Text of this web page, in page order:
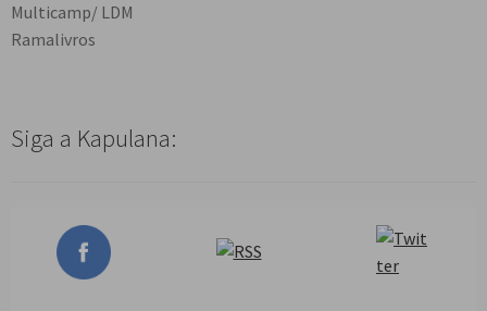
Multicamp/ LDM
Ramalivros
Siga a Kapulana: